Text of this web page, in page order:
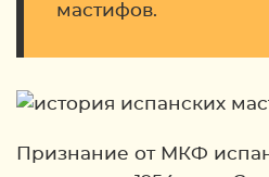
мастифов.
Признание от МКФ